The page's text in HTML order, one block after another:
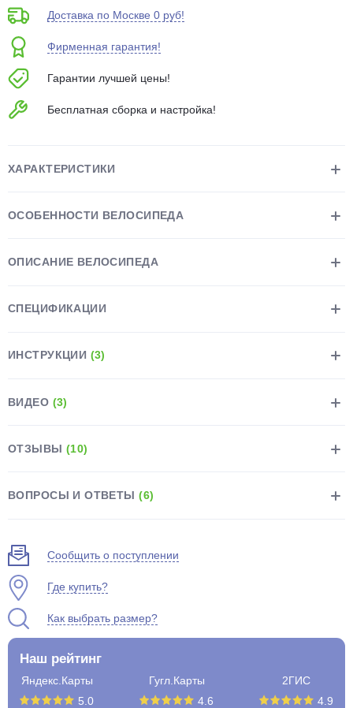
Доставка по Москве 0 руб!
Фирменная гарантия!
Гарантии лучшей цены!
Бесплатная сборка и настройка!
ХАРАКТЕРИСТИКИ
ОСОБЕННОСТИ ВЕЛОСИПЕДА
ОПИСАНИЕ ВЕЛОСИПЕДА
СПЕЦИФИКАЦИИ
ИНСТРУКЦИИ (3)
ВИДЕО (3)
ОТЗЫВЫ (10)
ВОПРОСЫ И ОТВЕТЫ(6)
Сообщить о поступлении
Где купить?
Как выбрать размер?
Наш рейтинг
Яндекс.Карты
5.0
Гугл.Карты
4.6
2ГИС
4.9
Подробнее
Остались вопросы?